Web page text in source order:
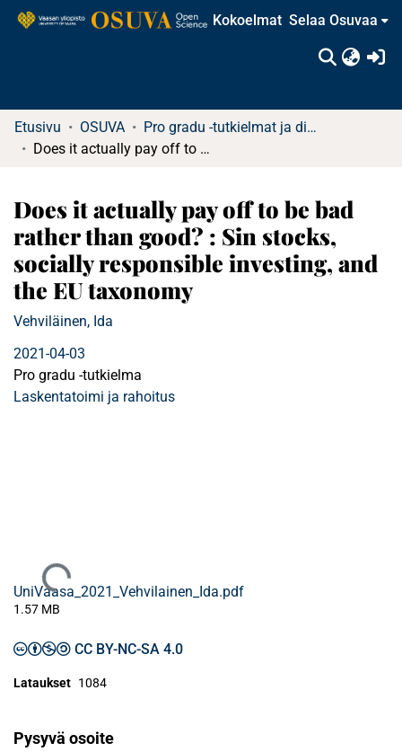
Kokoelmat Selaa Osuvaa
Etusivu OSUVA
Pro gradu -tutkielmat ja diplomityöt
Does it actually pay off to be bad rather than good? : Sin stocks, socially responsible investing, and the EU taxonomy
Does it actually pay off to be bad
rather than good? : Sin stocks,
socially responsible investing, and
the EU taxonomy
Vehviläinen, Ida
2021-04-03
Pro gradu -tutkielma
Laskentatoimi ja rahoitus
Ladataan...
UniVaasa_2021_Vehvilainen_Ida.pdf
1.57 MB
CC BY-NC-SA 4.0
Lataukset 1084
Pysyvä osoite